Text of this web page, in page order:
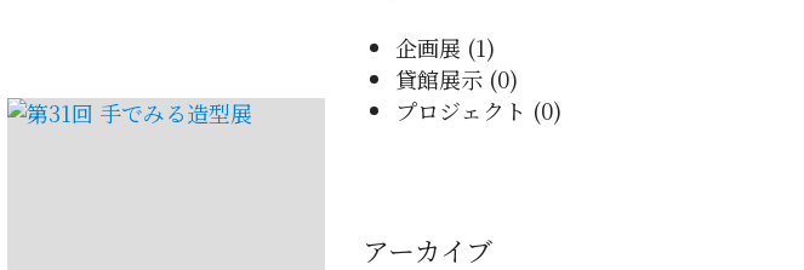
企画展 (1)
貸館展示 (0)
プロジェクト (0)
アーカイブ